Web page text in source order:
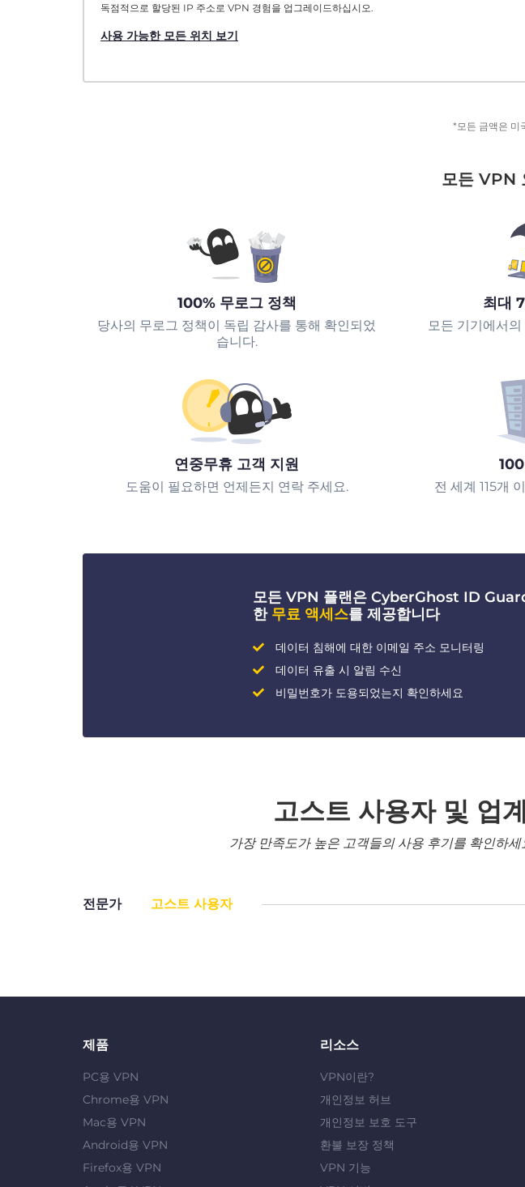
독점적으로 할당된 IP 주소로 VPN 경험을 업그레이드하십시오.
사용 가능한 모든 위치 보기
*모든 금액은 미
모든 VPN
100% 무로그 정책
당사의 무로그 정책이 독립 감사를 통해 확인되었
습니다.
최대
모든 기기에서
연중무휴 고객 지원
도움이 필요하면 언제든지 연락 주세요. 전 세계 115개
모든 VPN 플랜은 CyberGhost ID
한 무료 액세스를 제공합니다
데이터 침해에 대한 이메일 주소 모니터링
데이터 유출 시 알림 수신
비밀번호가 도용되었는지 확인하세요
고스트 사용자 및 업
가장 만족도가 높은 고객들의 사용 후기를 확인하
전문가 고스트 사용자
제품
PC용 VPN
Chrome용 VPN
Mac용 VPN
Android용 VPN
Firefox용 VPN
리소스
VPN이란?
개인정보 허브
개인정보 보호 도구
환불 보장 정책
VPN 기능